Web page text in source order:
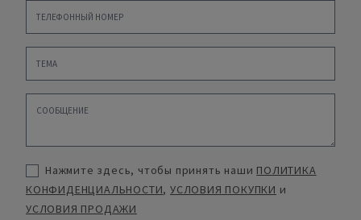
Нажмите здесь, чтобы принять наши ПОЛИТИКА
КОНФИДЕНЦИАЛЬНОСТИ,УСЛОВИЯ ПОКУПКИ и
УСЛОВИЯ ПРОДАЖИ